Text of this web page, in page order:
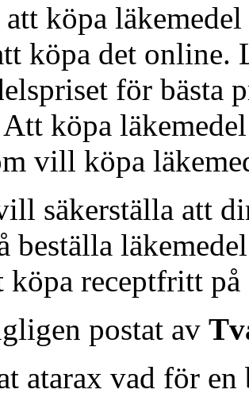
köpa
köpa det online.
för bästa
köpa
vill köpa
säkerställa att
beställa
receptfritt på
postat av
atarax vad för